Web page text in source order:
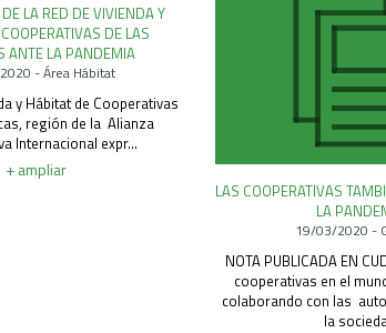
LA RED DE VIVIENDA Y
DE LAS
ANTE LA PANDEMIA
- Área Hábitat
y Hábitat de Cooperativas
región de la Alianza
Internacional expr...
+ ampliar
LAS COOPERATIVAS
LA
19/03/2020 -
NOTA PUBLICADA EN
cooperativas en el
colaborando con las
la